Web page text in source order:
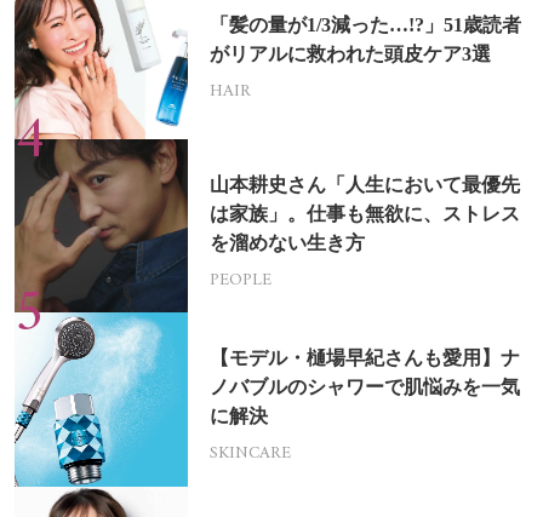
「髪の量が1/3減った…!?」51歳読者
がリアルに救われた頭皮ケア3選
HAIR
山本耕史さん「人生において最優先
は家族」。仕事も無欲に、ストレス
を溜めない生き方
PEOPLE
【モデル・樋場早紀さんも愛用】ナ
ノバブルのシャワーで肌悩みを一気
に解決
SKINCARE